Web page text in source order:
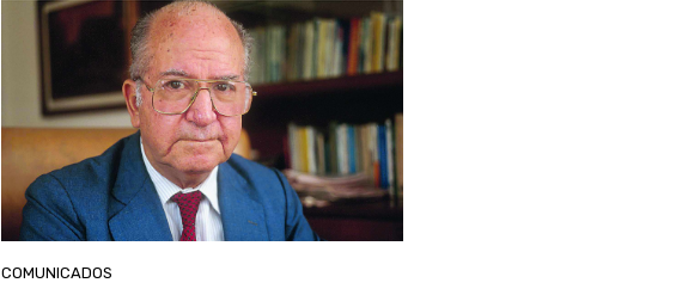
COMUNICADOS